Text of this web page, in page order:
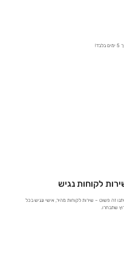
לקוחות נגיש
זה פשוט – שירות לקוחות מהיר, אישי ונגיש בכל
שתבחרו.